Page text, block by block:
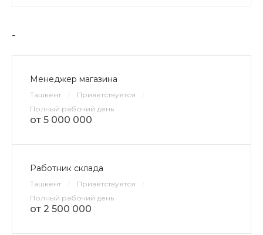
-
Менеджер магазина
Ташкент Приветствуется
Полный рабочий день
от 5 000 000
Работник склада
Ташкент Приветствуется
Полный рабочий день
от 2 500 000